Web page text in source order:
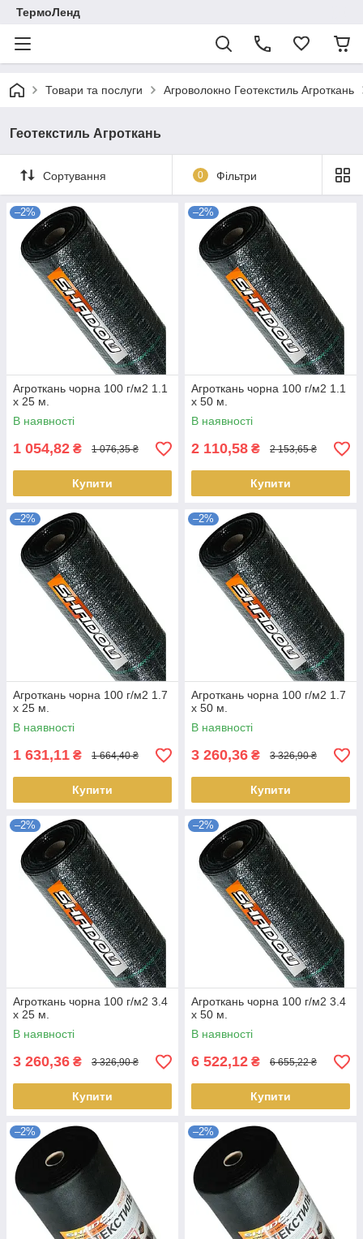
ТермоЛенд
Товари та послуги Агроволокно Геотекстиль Агроткань
Геотекстиль Агроткань
Сортування 0 Фільтри
–2%
Агроткань чорна 100 г/м2 1.1
х 25 м.
В наявності
1 054,82 ₴ 1 076,35 ₴
Купити
–2%
Агроткань чорна 100 г/м2 1.1
х 50 м.
В наявності
2 110,58 ₴ 2 153,65 ₴
Купити
–2%
Агроткань чорна 100 г/м2 1.7
х 25 м.
В наявності
1 631,11 ₴ 1 664,40 ₴
Купити
–2%
Агроткань чорна 100 г/м2 1.7
х 50 м.
В наявності
3 260,36 ₴ 3 326,90 ₴
Купити
–2%
Агроткань чорна 100 г/м2 3.4
х 25 м.
В наявності
3 260,36 ₴ 3 326,90 ₴
Купити
–2%
Агроткань чорна 100 г/м2 3.4
х 50 м.
В наявності
6 522,12 ₴ 6 655,22 ₴
Купити
–2% –2%